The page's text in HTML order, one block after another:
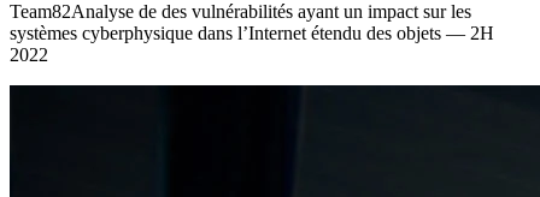
Team82Analyse de des vulnérabilités ayant un impact sur les
systèmes cyberphysique dans l’Internet étendu des objets — 2H
2022